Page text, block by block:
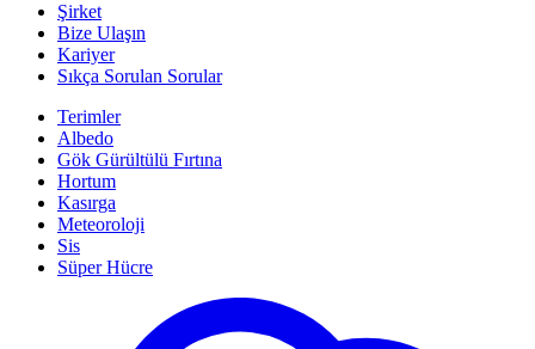
Şirket
Bize Ulaşın
Kariyer
Sıkça Sorulan Sorular
Terimler
Albedo
Gök Gürültülü Fırtına
Hortum
Kasırga
Meteoroloji
Sis
Süper Hücre